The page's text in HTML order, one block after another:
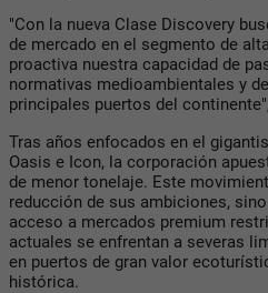
"Con la nueva Clase Discovery
de mercado en el segmento de
proactiva nuestra capacidad de
normativas medioambientales y
principales puertos del
Tras años enfocados en el
Oasis e Icon, la corporación
de menor tonelaje. Este
reducción de sus ambiciones,
acceso a mercados premium
actuales se enfrentan a severas
en puertos de gran valor
histórica.